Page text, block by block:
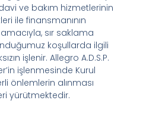
ve bakım hizmetlerinin
ile finansmanının
sır saklama
koşullarda ilgili
işlenir. Allegro A.D.S.P.
işlenmesinde Kurul
önlemlerin alınması
yürütmektedir.